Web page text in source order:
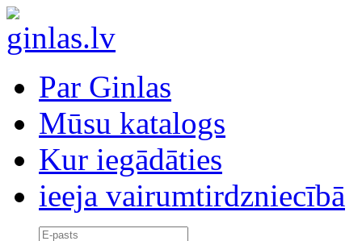
Par Ginlas
Mūsu katalogs
Kur iegādāties
ieeja vairumtirdzniecībā